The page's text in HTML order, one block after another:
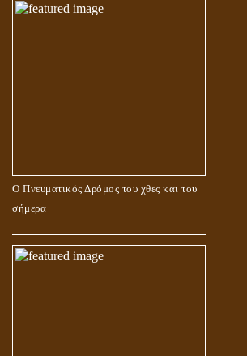
Ο Πνευματικός Δρόμος του χθες και του
σήμερα